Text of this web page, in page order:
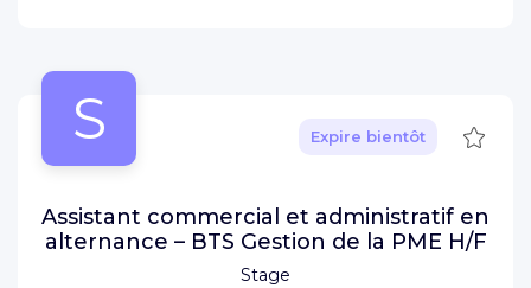
S
Stage
Expire bientôt
Assistant commercial et administratif en
alternance – BTS Gestion de la PME H/F